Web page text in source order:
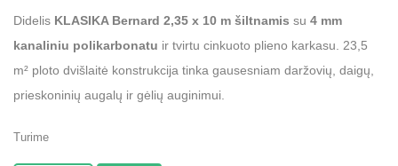
Didelis KLASIKA Bernard 2,35 x 10 m šiltnamis su 4 mm
kanaliniu polikarbonatu ir tvirtu cinkuoto plieno karkasu. 23,5
m² ploto dvišlaitė konstrukcija tinka gausesniam daržovių, daigų,
prieskoninių augalų ir gėlių auginimui.
Turime